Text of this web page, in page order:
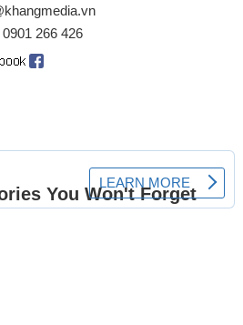
0901 266 426